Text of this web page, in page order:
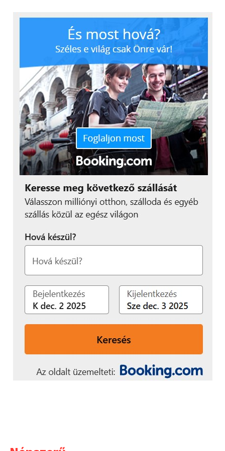
csatlakozó eszközökbe beférkőző férgek, valamint a
megfertőzött eszközök erőforrásait a bűnözők
szolgálatába állító botnetek, azaz robothálózatok.
Bár számos formában léteznek, a malware célja
mindig a pénz, információ, hatalom vagy befolyás
megszerzése, a sikeres támadás utáni helyreállítás
pedig gyakran időigényes és költséges folyamat.
Mit tegyünk?A levelek mellékleteit mindig
fenntartással kell kezelni, kerülni a gyanús
weboldakat és mindig ellenőrizni a webcímek
pontosságát, akár linkben érkeznek, akár a címsorba
írjuk. Fejlett antivírus program telepítése és annak
folyamatos frissítése is elengedhetetlen.
IoT hacking
Az internetre csatlakozó digitális eszközöket
gyűjtünk össze és osztunk meg a magánéletben és a
munkahelyen egyaránt. Minél több eszközt
használunk és több adatot generálunk, annál
ezzel együtt a támadási felület is, amelyen
sebezhetővé válunk, és egyre nagyobb lesz annak
Mit tegyünk?Kulcsfontosságú, hogy a hálózatra
csatlakozó eszközöket egyedi, erős jelszavakkal
védjük, amelyeket például IT biztonsági cégek